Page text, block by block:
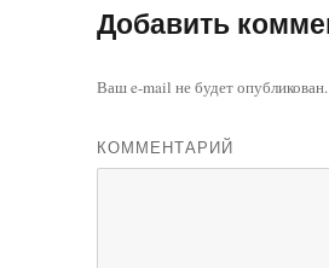
Добавить
Ваш e-mail не будет опубликован.
КОММЕНТАРИЙ